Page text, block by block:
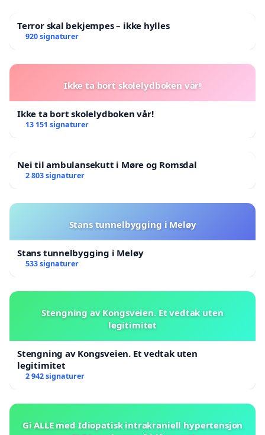
Terror skal bekjempes – ikke hylles
920 signaturer
Ikke ta bort skolelydboken vår!
Ikke ta bort skolelydboken vår!
13 151 signaturer
Nei til ambulansekutt i Møre og Romsdal
2 803 signaturer
Stans tunnelbygging i Meløy
Stans tunnelbygging i Meløy
533 signaturer
Stengning av Kongsveien. Et vedtak uten
legitimitet
Stengning av Kongsveien. Et vedtak uten
legitimitet
2 942 signaturer
Gi ALLE med Idiopatisk intrakraniell hypertensjon